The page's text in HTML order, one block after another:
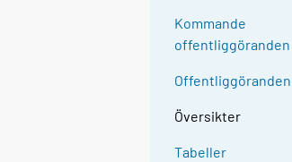
Kommande
offentliggöranden
Offentliggöranden
Översikter
Tabeller